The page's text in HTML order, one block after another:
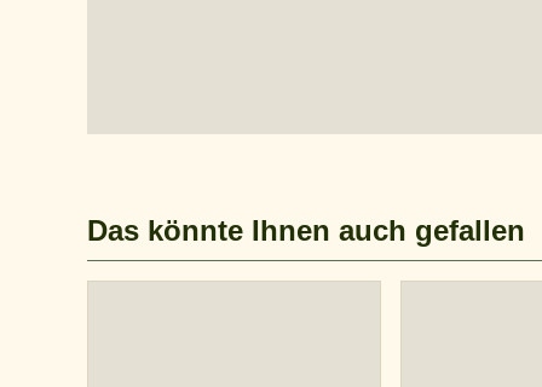
Das könnte Ihnen auch gefallen